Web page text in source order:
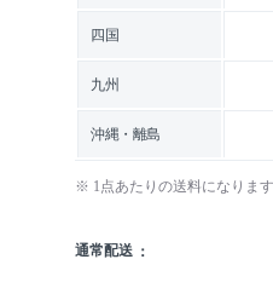
四国
九州
沖縄・離島
※ 1点あたりの送料になります
通常配送